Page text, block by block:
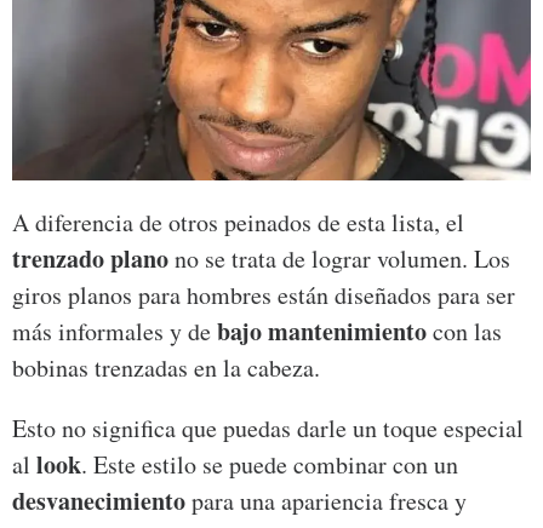
A diferencia de otros peinados de esta lista, el
trenzado planono se trata de lograr volumen. Los
giros planos para hombres están diseñados para ser
más informales y debajo mantenimientocon las
bobinas trenzadas en la cabeza.
Esto no significa que puedas darle un toque especial
al look. Este estilo se puede combinar con un
desvanecimientopara una apariencia fresca y